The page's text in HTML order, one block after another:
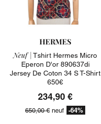
HERMES
Neuf | Tshirt Hermes Micro
Eperon D'or 890637di
Jersey De Coton 34 S T-Shirt
650€
234,90 €
650,00 € neuf -64%